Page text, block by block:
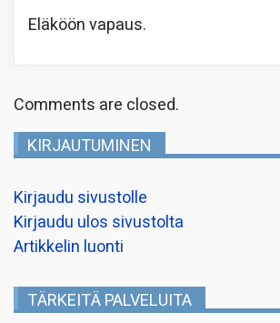
Eläköön vapaus.
Comments are closed.
KIRJAUTUMINEN
Kirjaudu sivustolle
Kirjaudu ulos sivustolta
Artikkelin luonti
TÄRKEITÄ PALVELUITA